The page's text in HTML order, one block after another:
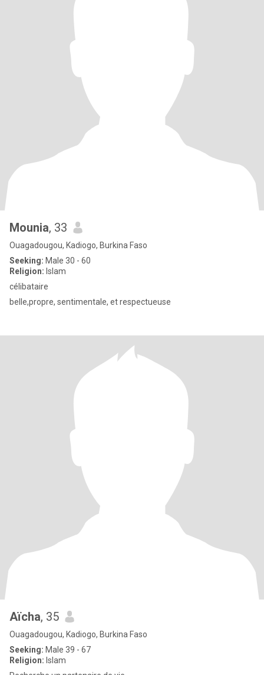
Mounia, 33
Ouagadougou, Kadiogo, Burkina Faso
Seeking: Male 30 - 60
Religion: Islam
célibataire
belle,propre, sentimentale, et respectueuse
Aïcha, 35
Ouagadougou, Kadiogo, Burkina Faso
Seeking: Male 39 - 67
Religion: Islam